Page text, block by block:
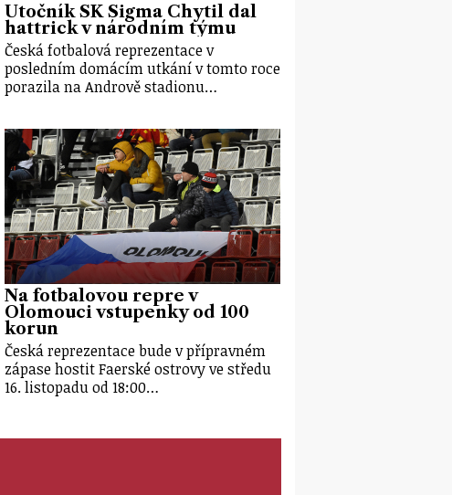
Útočník SK Sigma Chytil dal
hattrick v národním týmu
Česká fotbalová reprezentace v
posledním domácím utkání v tomto roce
porazila na Andrově stadionu…
Na fotbalovou repre v
Olomouci vstupenky od 100
korun
Česká reprezentace bude v přípravném
zápase hostit Faerské ostrovy ve středu
16. listopadu od 18:00…